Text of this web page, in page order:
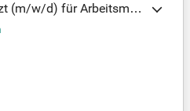
(m/w/d) für Arbeitsmed
Weiterbildung in
besteht in der
Beratung unserer Mitgli
Gesundheitsschutz.
Team in unserem